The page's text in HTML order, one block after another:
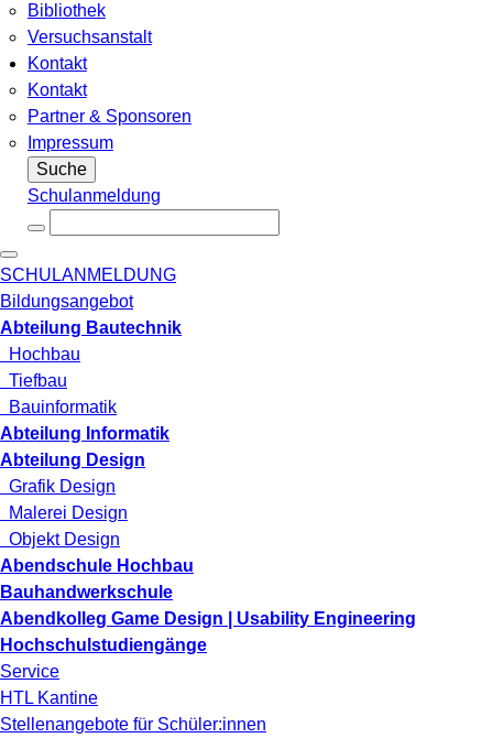
Bibliothek
Versuchsanstalt
Kontakt
Kontakt
Partner & Sponsoren
Impressum
Suche
Schulanmeldung
SCHULANMELDUNG
Bildungsangebot
Abteilung Bautechnik
Hochbau
Tiefbau
Bauinformatik
Abteilung Informatik
Abteilung Design
Grafik Design
Malerei Design
Objekt Design
Abendschule Hochbau
Bauhandwerkschule
Abendkolleg Game Design | Usability Engineering
Hochschulstudiengänge
Service
HTL Kantine
Stellenangebote für Schüler:innen